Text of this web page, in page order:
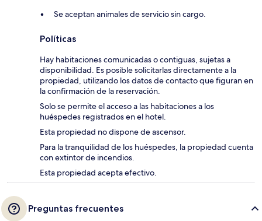
Se aceptan animales de servicio sin cargo.
Políticas
Hay habitaciones comunicadas o contiguas, sujetas a
disponibilidad. Es posible solicitarlas directamente a la
propiedad, utilizando los datos de contacto que figuran en
la confirmación de la reservación.
Solo se permite el acceso a las habitaciones a los
huéspedes registrados en el hotel.
Esta propiedad no dispone de ascensor.
Para la tranquilidad de los huéspedes, la propiedad cuenta
con extintor de incendios.
Esta propiedad acepta efectivo.
Preguntas frecuentes